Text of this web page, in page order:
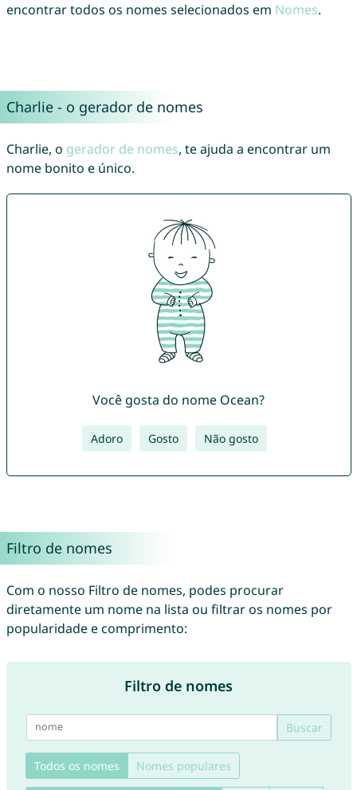
encontrar todos os nomes selecionados em Nomes.
Charlie - o gerador de nomes
Charlie, o gerador de nomes, te ajuda a encontrar um
nome bonito e único.
Você gosta do nome Ocean?
Adoro Gosto Não gosto
Filtro de nomes
Com o nosso Filtro de nomes, podes procurar
diretamente um nome na lista ou filtrar os nomes por
popularidade e comprimento:
Filtro de nomes
Buscar
Todos os nomes Nomes populares